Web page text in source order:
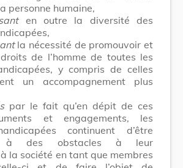
personne humaine,
en outre la diversité des
la nécessité de promouvoir et
de l’homme de toutes les
y compris de celles
un accompagnement plus
par le fait qu’en dépit de ces
et engagements, les
continuent d’être
à des obstacles à leur
la société en tant que membres